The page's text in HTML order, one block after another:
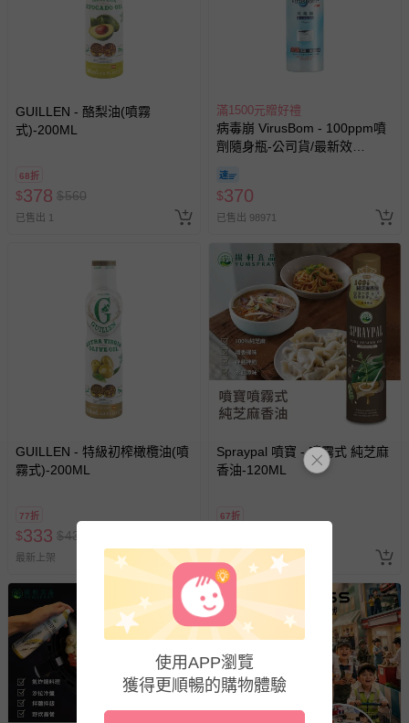
其他常見問題：
運送服務：目前提供的運送僅限台灣本島。如您位於離島地
區，可能會無法配送，或須依據商品需加收離島運費。廠商
亦保留出貨與否的權利。離島、偏遠地區、樓層親送等加價
商品實際的配達日期，可於訂單個人資料內的查詢訂單內，
如您收到商品，請依正常流程檢查是否完好，若商品遇瑕疵
情形，您可申請更換新品或退貨，請見：
若您對於會員帳號、商品訂購與資訊、購物流程、付款方
式、折價券與購物金的使用、退貨及商品運送方式等有疑
問，你可詳見：
媽咪愛客服中心。
預購商品：預購為海外同步代購，遇缺貨即會通知媽咪並協
助取消退款事宜。
商品如因「價格、組合」等錯誤原因，導致無法安排出貨，
會主動以簡訊及mail通知訂單取消事宜，並將提供適當補
GUILLEN - 酪梨油(噴霧
式)-200ML
68折
$378 $560
已售出 1
滿1500元贈好禮
病毒崩 VirusBom - 100ppm噴
劑隨身瓶-公司貨/最新效
$370
已售出 98971
GUILLEN - 特級初榨橄欖油(噴
霧式)-200ML
77折
$333 $430
最新上架
Spraypal 噴寶 - 噴霧式 純芝麻
香油-120ML
67折
使用APP瀏覽
獲得更順暢的購物體驗